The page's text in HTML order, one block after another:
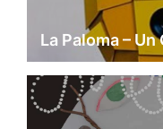
La Paloma –